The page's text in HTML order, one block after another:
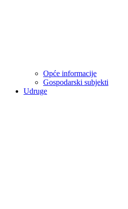
Opće informacije
Gospodarski subjekti
Udruge